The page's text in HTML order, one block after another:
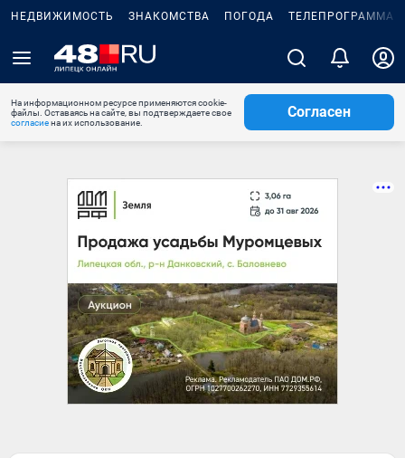
НЕДВИЖИМОСТЬ ЗНАКОМСТВА ПОГОДА ТЕЛЕПРОГРАММА
На информационном ресурсе применяются cookie-
файлы. Оставаясь на сайте, вы подтверждаете свое
согласиена их использование.
Согласен